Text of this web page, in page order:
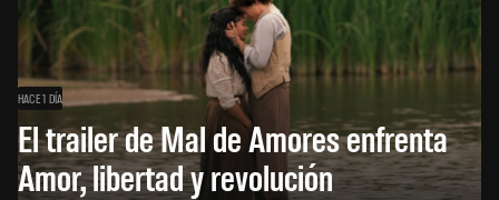
HACE 1 DÍA
El trailer de Mal de Amores enfrenta
Amor, libertad y revolución